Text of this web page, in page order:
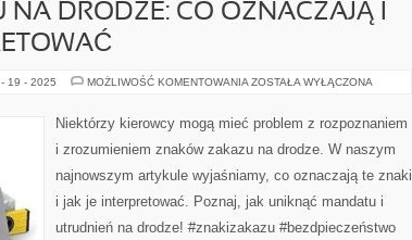
DRODZE: CO OZNACZAJĄ I
19 - 2025 MOŻLIWOŚĆ KOMENTOWANIA ZNAKI
DRODZE:
CO
I
JE
ZOSTAŁA WYŁĄCZONA
Niektórzy kierowcy mogą mieć problem z rozpoznaniem
i zrozumieniem znaków zakazu na drodze. W naszym
najnowszym artykule wyjaśniamy, co oznaczają te znaki
i jak je interpretować. Poznaj, jak uniknąć mandatu i
utrudnień na drodze! #znakizakazu #bezdpieczeństwo